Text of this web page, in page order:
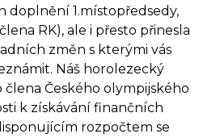
doplnění 1.místopředsedy,
RK), ale i přesto přinesla
změn s kterými vás
Náš horolezecký
člena Českého olympijského
k získávání finančních
rozpočtem se